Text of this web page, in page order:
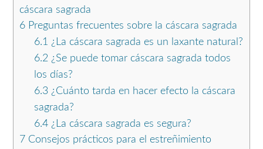
cáscara sagrada
6 Preguntas frecuentes sobre la cáscara sagrada
6.1 ¿La cáscara sagrada es un laxante natural?
6.2¿Se puede tomar cáscara sagrada todos
los días?
6.3¿Cuánto tarda en hacer efecto la cáscara
sagrada?
6.4¿La cáscara sagrada es segura?
7 Consejos prácticos para el estreñimiento